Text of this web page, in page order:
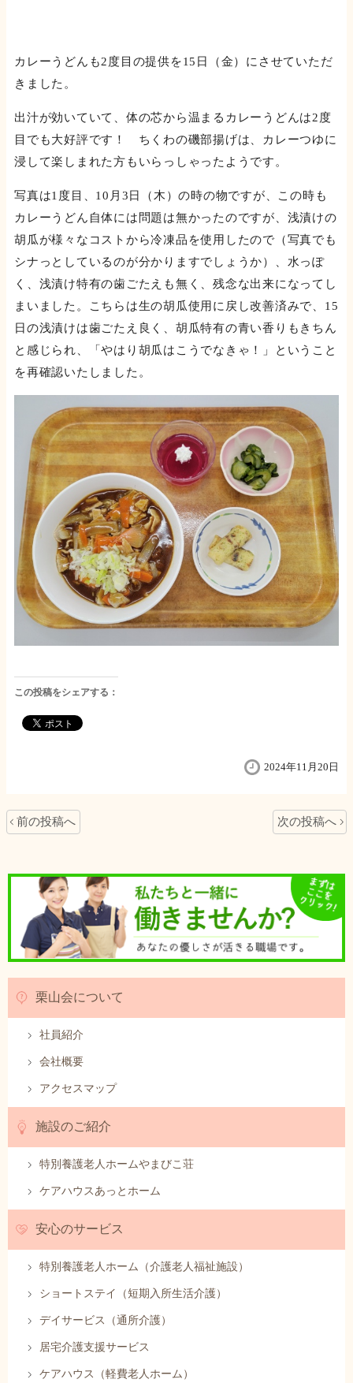
カレーうどんも2度目の提供を15日（金）にさせていただ
きました。
出汁が効いていて、体の芯から温まるカレーうどんは2度
目でも大好評です！ ちくわの磯部揚げは、カレーつゆに
浸して楽しまれた方もいらっしゃったようです。
写真は1度目、10月3日（木）の時の物ですが、この時も
カレーうどん自体には問題は無かったのですが、浅漬けの
胡瓜が様々なコストから冷凍品を使用したので（写真でも
シナっとしているのが分かりますでしょうか）、水っぽ
く、浅漬け特有の歯ごたえも無く、残念な出来になってし
まいました。こちらは生の胡瓜使用に戻し改善済みで、15
日の浅漬けは歯ごたえ良く、胡瓜特有の青い香りもきちん
と感じられ、「やはり胡瓜はこうでなきゃ！」ということ
を再確認いたしました。
この投稿をシェアする：
2024年11月20日
前の投稿へ 次の投稿へ
栗山会について
社員紹介
会社概要
アクセスマップ
施設のご紹介
特別養護老人ホームやまびこ荘
ケアハウスあっとホーム
安心のサービス
特別養護老人ホーム（介護老人福祉施設）
ショートステイ（短期入所生活介護）
デイサービス（通所介護）
居宅介護支援サービス
ケアハウス（軽費老人ホーム）